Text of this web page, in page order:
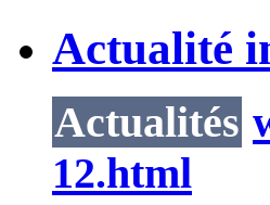
Actualité
Actualités
12.html